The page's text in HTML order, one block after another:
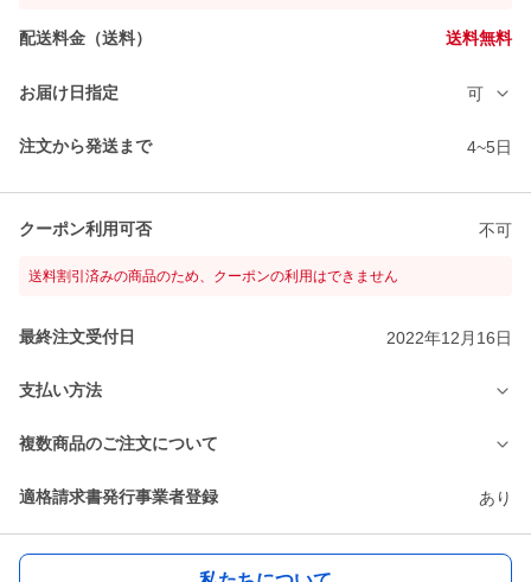
配送料金（送料） 送料無料
お届け日指定 可
注文から発送まで 4~5日
クーポン利用可否 不可
送料割引済みの商品のため、クーポンの利用はできません
最終注文受付日 2022年12月16日
支払い方法
複数商品のご注文について
適格請求書発行事業者登録 あり